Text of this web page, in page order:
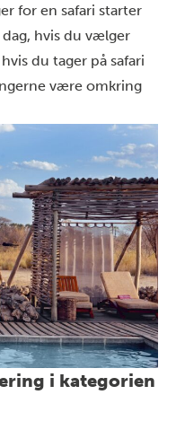
for en safari starter
dag, hvis du vælger
du tager på safari
være omkring
i kategorien